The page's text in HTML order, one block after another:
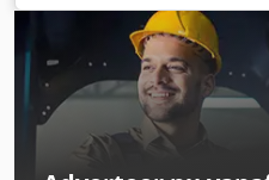
verplaatsingsafstand Z-as:
Heidenhain TNC 407,
minimumprijs –
bieding! TECHNISCHE
mm Verplaatsing Y-as: 420
Tafelgrootte: ca. 3.000 × 500